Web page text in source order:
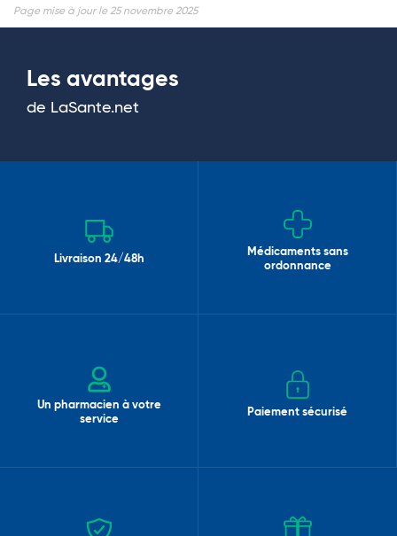
Page mise à jour le 25 novembre 2025
Les avantages
de LaSante.net
Livraison 24/48h
Médicaments sans
ordonnance
Un pharmacien à votre
service
Paiement sécurisé